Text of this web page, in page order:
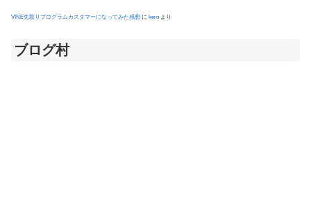
VINE先取りプログラムカスタマーになってみた感想 に kero より
ブログ村